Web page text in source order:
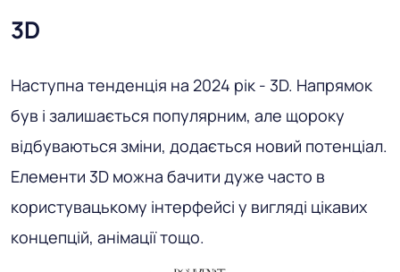
3D
Наступна тенденція на 2024 рік - 3D. Напрямок
був і залишається популярним, але щороку
відбуваються зміни, додається новий потенціал.
Елементи 3D можна бачити дуже часто в
користувацькому інтерфейсі у вигляді цікавих
концепцій, анімації тощо.